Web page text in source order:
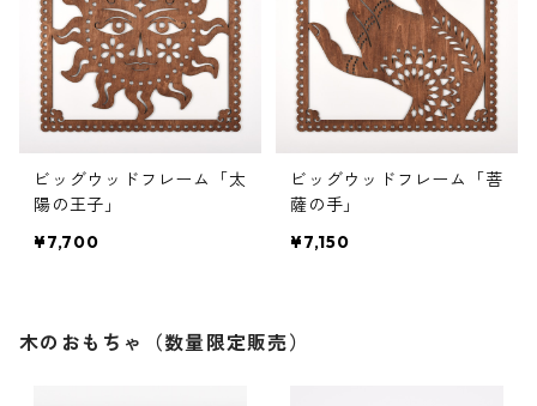
ビッグウッドフレーム「太
陽の王子」
¥7,700
ビッグウッドフレーム「菩
薩の手」
¥7,150
木のおもちゃ（数量限定販売）